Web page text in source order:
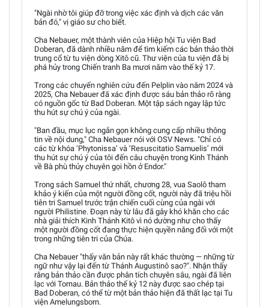
"Ngài nhờ tôi giúp đỡ trong việc xác định và dịch các văn
bản đó," vị giáo sư cho biết.
Cha Nebauer, một thành viên của Hiệp hội Tu viện Bad
Doberan, đã dành nhiều năm để tìm kiếm các bản thảo thời
trung cổ từ tu viện dòng Xitô cũ. Thư viện của tu viện đã bị
phá hủy trong Chiến tranh Ba mươi năm vào thế kỷ 17.
Trong các chuyến nghiên cứu đến Pelplin vào năm 2024 và
2025, Cha Nebauer đã xác định được sáu bản thảo rõ ràng
có nguồn gốc từ Bad Doberan. Một tập sách ngay lập tức
thu hút sự chú ý của ngài.
"Ban đầu, mục lục ngắn gọn không cung cấp nhiều thông
tin về nội dung," Cha Nebauer nói với OSV News. "Chỉ có
các từ khóa ‘Phytonissa’ và ‘Resuscitatio Samuelis’ mới
thu hút sự chú ý của tôi đến câu chuyện trong Kinh Thánh
về Bà phù thủy chuyên gọi hồn ở Endor."
Trong sách Samuel thứ nhất, chương 28, vua Saolô tham
khảo ý kiến của một người đồng cốt, người này đã triệu hồi
tiên tri Samuel trước trận chiến cuối cùng của ngài với
người Philistine. Đoạn này từ lâu đã gây khó khăn cho các
nhà giải thích Kinh Thánh Kitô vì nó dường như cho thấy
một người đồng cốt đang thực hiện quyền năng đối với một
trong những tiên tri của Chúa.
Cha Nebauer "thấy văn bản này rất khác thường — những từ
ngữ như vậy lại đến từ Thánh Augustinô sao?". Nhận thấy
rằng bản thảo cần được phân tích chuyên sâu, ngài đã liên
lạc với Tornau. Bản thảo thế kỷ 12 này được sao chép tại
Bad Doberan, có thể từ một bản thảo hiện đã thất lạc tại Tu
viện Amelungsborn.